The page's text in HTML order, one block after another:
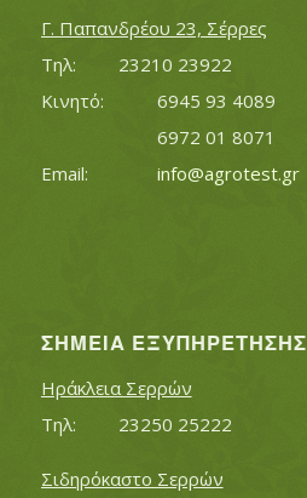
Γ. Παπανδρέου 23, Σέρρες
Τηλ:		23210 23922
Κινητό:		6945 93 4089
			6972 01 8071
info@agrotest.gr
ΣΗΜΕΊΑ ΕΞΥΠΗΡΈΤΗΣΗΣ
Ηράκλεια Σερρών
Τηλ:		23250 25222
Σιδηρόκαστο Σερρών